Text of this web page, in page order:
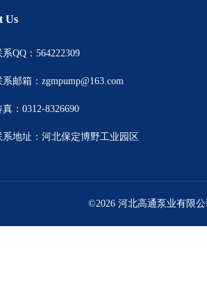
Us
系QQ：564222309
系邮箱：zgmpump@163.com
真：0312-8326690
系地址：河北保定博野工业园区
©2026 河北高通泵业有限